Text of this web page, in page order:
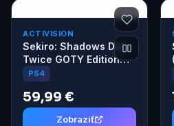
ACTIVISION
Sekiro: Shadows Die
Twice GOTY Edition
(PS4)
PS4
59,99 €
Zobraziť